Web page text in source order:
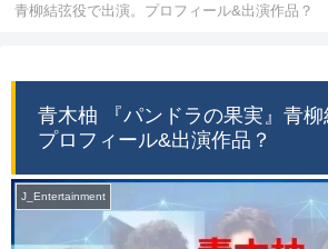
青柳結弦役で出演。プロフィール&出演作品？
青木柚 『パンドラの果実』青柳
プロフィール&出演作品？
J_Entertainment